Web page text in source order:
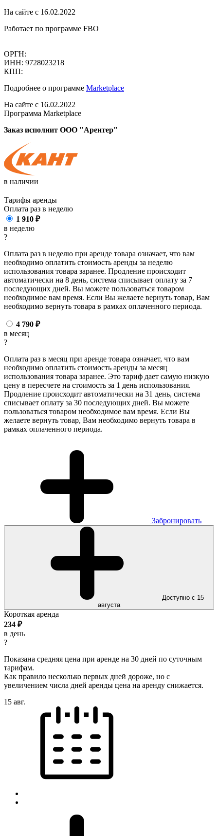
На сайте с 16.02.2022
Работает по программе FBO
ОРГН:
ИНН: 9728023218
КПП:
Подробнее о программе Marketplace
На сайте с 16.02.2022
Программа Marketplace
Заказ исполнит ООО "Арентер"
в наличии
Тарифы аренды
Оплата раз в неделю
1 910 ₽
в неделю
?
Оплата раз в неделю при аренде товара означает, что вам
необходимо оплатить стоимость аренды за неделю
использования товара заранее. Продление происходит
автоматически на 8 день, система списывает оплату за 7
последующих дней. Вы можете пользоваться товаром
необходимое вам время. Если Вы желаете вернуть товар, Вам
необходимо вернуть товара в рамках оплаченного периода.
4 790 ₽
в месяц
?
Оплата раз в месяц при аренде товара означает, что вам
необходимо оплатить стоимость аренды за месяц
использования товара заранее. Это тариф дает самую низкую
цену в пересчете на стоимость за 1 день использования.
Продление происходит автоматически на 31 день, система
списывает оплату за 30 последующих дней. Вы можете
пользоваться товаром необходимое вам время. Если Вы
желаете вернуть товар, Вам необходимо вернуть товара в
рамках оплаченного периода.
Забронировать
Доступно с 15
августа
Короткая аренда
234 ₽
в день
?
Показана средняя цена при аренде на 30 дней по суточным
тарифам.
Как правило несколько первых дней дороже, но с
увеличением числа дней аренды цена на аренду снижается.
15 авг.